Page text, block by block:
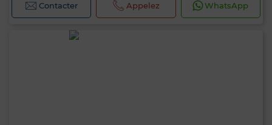
Contacter Appelez WhatsApp